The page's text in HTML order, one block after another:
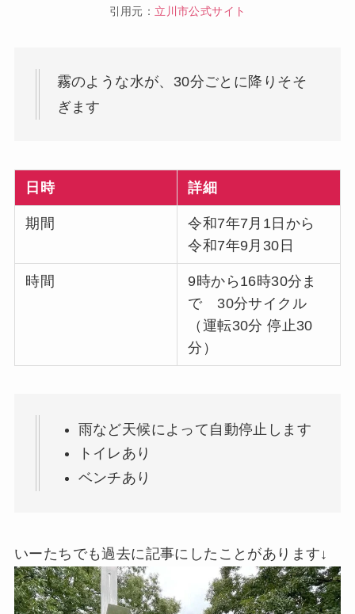
引用元： 立川市公式サイト
霧のような水が、30分ごとに降りそそ
ぎます
日時 詳細
期間
令和7年7月1日から
令和7年9月30日
時間
9時から16時30分ま
で 30分サイクル
（運転30分 停止30
分）
雨など天候によって自動停止します
トイレあり
ベンチあり
いーたちでも過去に記事にしたことがあります↓